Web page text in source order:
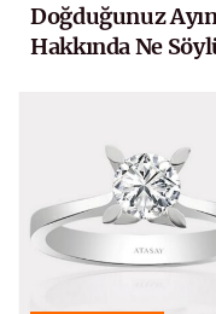
Doğduğunuz
Hakkında Ne